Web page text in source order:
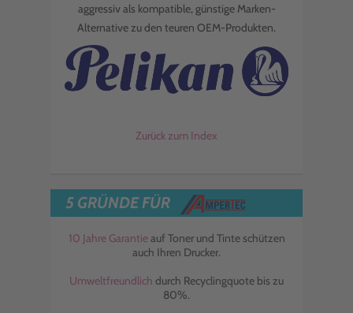
aggressiv als kompatible, günstige Marken-
Alternative zu den teuren OEM-Produkten.
Zurück zum Index
5 GRÜNDE FÜR
10 Jahre Garantieauf Toner und Tinte schützen
auch Ihren Drucker.
Umweltfreundlich durch Recyclingquote bis zu
80%.